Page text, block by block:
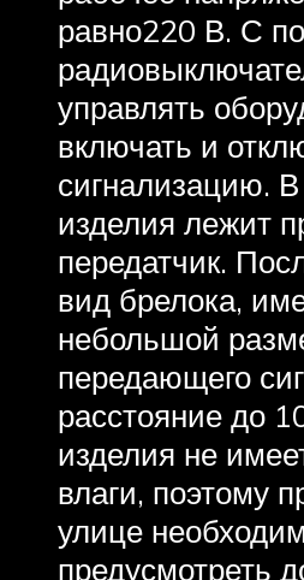
равно220 В. С
управлять
включать и
сигнализацию.
изделия лежит
передатчик.
вид брелока,
небольшой
передающего
расстояние до
изделия не
влаги, поэтому
улице
предусмотреть